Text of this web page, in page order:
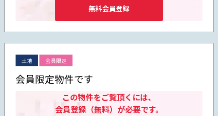
無料会員登録
土地 会員限定
会員限定物件です
この物件をご覧頂くには、
会員登録（無料）が必要です。